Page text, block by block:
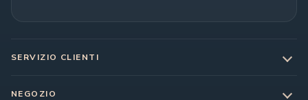
SERVIZIO CLIENTI
NEGOZIO